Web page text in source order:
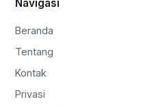
Navigasi
Beranda
Tentang
Kontak
Privasi